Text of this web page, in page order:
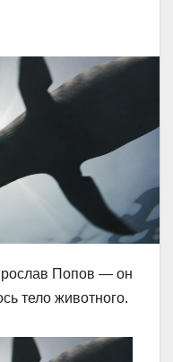
Попов — он
тело животного.